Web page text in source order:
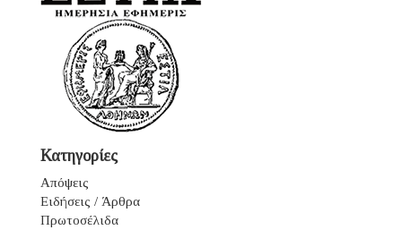
Κατηγορίες
Απόψεις
Ειδήσεις / Άρθρα
Πρωτοσέλιδα